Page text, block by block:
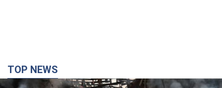
балістичних ракет, запущених по Україні
2 часа назад 27,7 т.